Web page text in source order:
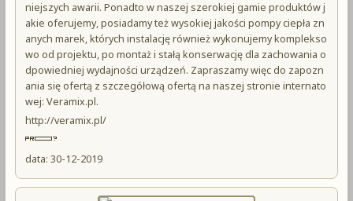
niejszych awarii. Ponadto w naszej szerokiej gamie produktów j
akie oferujemy, posiadamy też wysokiej jakości pompy ciepła zn
anych marek, których instalację również wykonujemy komplekso
wo od projektu, po montaż i stałą konserwację dla zachowania o
dpowiedniej wydajności urządzeń. Zapraszamy więc do zapozn
ania się ofertą z szczegółową ofertą na naszej stronie internato
wej: Veramix.pl.
http://veramix.pl/
data: 30-12-2019